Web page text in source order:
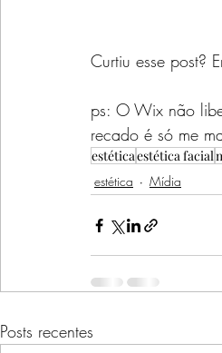
Curtiu esse post?
ps: O Wix não
recado é só me
estéticaestética facial
estética
Mídia
Posts recentes